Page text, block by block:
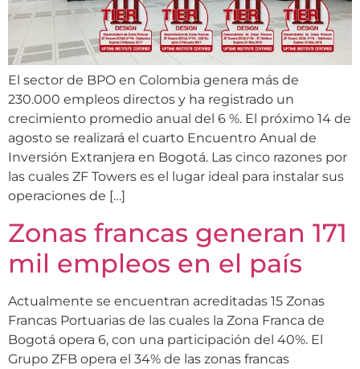
El sector de BPO en Colombia genera más de
230.000 empleos directos y ha registrado un
crecimiento promedio anual del 6 %. El próximo 14 de
agosto se realizará el cuarto Encuentro Anual de
Inversión Extranjera en Bogotá. Las cinco razones por
las cuales ZF Towers es el lugar ideal para instalar sus
operaciones de […]
Zonas francas generan 171
mil empleos en el país
Actualmente se encuentran acreditadas 15 Zonas
Francas Portuarias de las cuales la Zona Franca de
Bogotá opera 6, con una participación del 40%. El
Grupo ZFB opera el 34% de las zonas francas